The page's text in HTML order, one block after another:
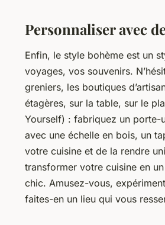
Personnaliser avec
Enfin, le style bohème est un
voyages, vos souvenirs.
greniers, les boutiques
étagères, sur la table, sur le
Yourself) : fabriquez un porte-
avec une échelle en bois, un
votre cuisine et de la rendre
transformer votre cuisine en
chic. Amusez-vous,
faites-en un lieu qui vous